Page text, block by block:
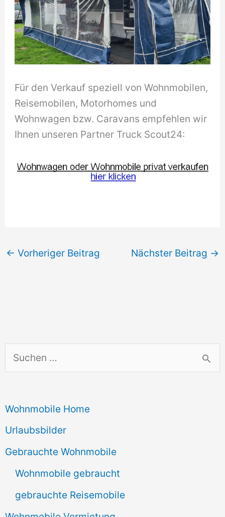
u
h
e
n
Wohnmobile Home
Urlaubsbilder
Gebrauchte Wohnmobile
Wohnmobile gebraucht
gebrauchte Reisemobile
Für den Verkauf speziell von Wohnmobilen,
Reisemobilen, Motorhomes und
Wohnwagen bzw. Caravans empfehlen wir
Ihnen unseren Partner Truck Scout24:
← Vorheriger Beitrag Nächster Beitrag →